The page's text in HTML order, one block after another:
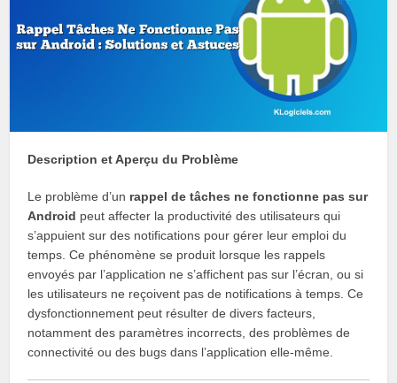
Description et Aperçu du Problème
Le problème d’un rappel de tâches ne fonctionne pas sur
Android peut affecter la productivité des utilisateurs qui
s’appuient sur des notifications pour gérer leur emploi du
temps. Ce phénomène se produit lorsque les rappels
envoyés par l’application ne s’affichent pas sur l’écran, ou si
les utilisateurs ne reçoivent pas de notifications à temps. Ce
dysfonctionnement peut résulter de divers facteurs,
notamment des paramètres incorrects, des problèmes de
connectivité ou des bugs dans l’application elle-même.